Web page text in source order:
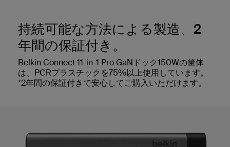
持続可能な方法による製造、2
年間の保証付き。
Belkin Connect 11-in-1 Pro GaNドック150Wの筐体
は、PCRプラスチックを75%以上使用しています。
*2年間の保証付きで安心してご購入いただけます。